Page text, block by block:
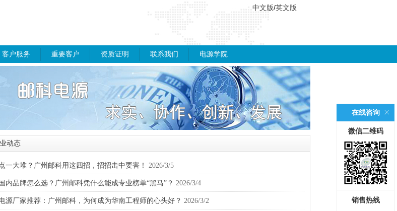
中文版/英文版
客户服务 重要客户 资质证明 联系我们 电源学院
动态
一大堆？广州邮科用这四招，招招击中要害！ 2026/3/5
内品牌怎么选？广州邮科凭什么能成专业榜单“黑马”？ 2026/3/4
源厂家推荐：广州邮科，为何成为华南工程师的心头好？ 2026/3/2
在线咨询
微信二维码
销售热线